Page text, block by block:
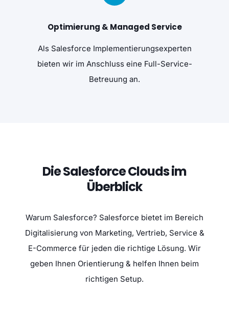
Optimierung & Managed Service
Als Salesforce Implementierungsexperten
bieten wir im Anschluss eine Full-Service-
Betreuung an.
Die Salesforce Clouds im
Überblick
Warum Salesforce? Salesforce bietet im Bereich
Digitalisierung von Marketing, Vertrieb, Service &
E-Commerce für jeden die richtige Lösung. Wir
geben Ihnen Orientierung & helfen Ihnen beim
richtigen Setup.